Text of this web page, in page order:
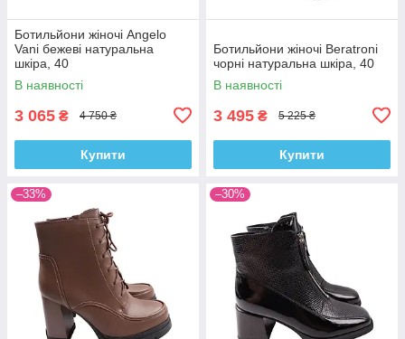
Ботильйони жіночі Angelo
Vani бежеві натуральна
шкіра, 40
В наявності
3 065 ₴ 4 750 ₴
Купити
Ботильйони жіночі Beratroni
чорні натуральна шкіра, 40
В наявності
3 495 ₴ 5 225 ₴
Купити
–33% –30%